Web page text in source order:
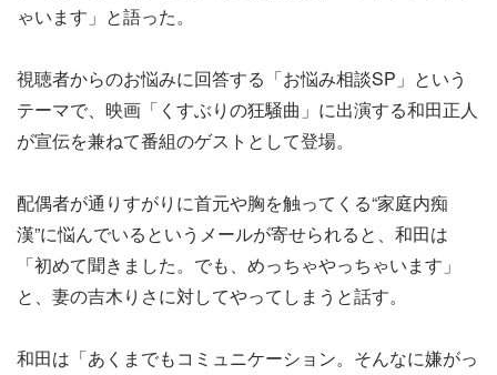
ゃいます」と語った。
視聴者からのお悩みに回答する「お悩み相談SP」という
テーマで、映画「くすぶりの狂騒曲」に出演する和田正人
が宣伝を兼ねて番組のゲストとして登場。
配偶者が通りすがりに首元や胸を触ってくる“家庭内痴
漢”に悩んでいるというメールが寄せられると、和田は
「初めて聞きました。でも、めっちゃやっちゃいます」
と、妻の吉木りさに対してやってしまうと話す。
和田は「あくまでもコミュニケーション。そんなに嫌がっ